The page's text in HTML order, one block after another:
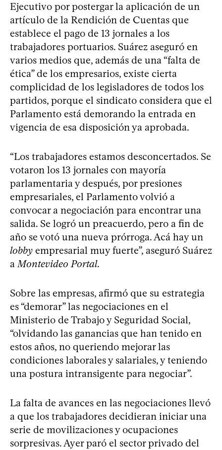
Ejecutivo por postergar la aplicación de un
artículo de la Rendición de Cuentas que
establece el pago de 13 jornales a los
trabajadores portuarios. Suárez aseguró en
varios medios que, además de una “falta de
ética” de los empresarios, existe cierta
complicidad de los legisladores de todos los
partidos, porque el sindicato considera que el
Parlamento está demorando la entrada en
vigencia de esa disposición ya aprobada.
“Los trabajadores estamos desconcertados. Se
votaron los 13 jornales con mayoría
parlamentaria y después, por presiones
empresariales, el Parlamento volvió a
convocar a negociación para encontrar una
salida. Se logró un preacuerdo, pero a fin de
año se votó una nueva prórroga. Acá hay un
lobby empresarial muy fuerte”, aseguró Suárez
aMontevideo Portal.
Sobre las empresas, afirmó que su estrategia
es “demorar” las negociaciones en el
Ministerio de Trabajo y Seguridad Social,
“olvidando las ganancias que han tenido en
estos años, no queriendo mejorar las
condiciones laborales y salariales, y teniendo
una postura intransigente para negociar”.
La falta de avances en las negociaciones llevó
a que los trabajadores decidieran iniciar una
serie de movilizaciones y ocupaciones
sorpresivas. Ayer paró el sector privado del